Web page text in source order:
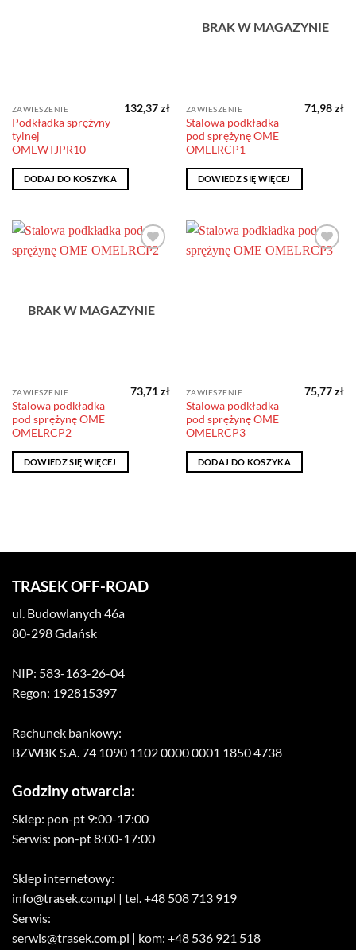
ZAWIESZENIE
Podkładka sprężyny
tylnej
OMEWTJPR10
132,37zł
DODAJ DO KOSZYKA
BRAK W MAGAZYNIE
ZAWIESZENIE
Stalowa podkładka
pod sprężynę OME
OMELRCP1
71,98zł
DOWIEDZ SIĘ WIĘCEJ
BRAK W MAGAZYNIE
ZAWIESZENIE
Stalowa podkładka
pod sprężynę OME
OMELRCP2
73,71zł
DOWIEDZ SIĘ WIĘCEJ
ZAWIESZENIE
Stalowa podkładka
pod sprężynę OME
OMELRCP3
75,77zł
DODAJ DO KOSZYKA
TRASEK OFF-ROAD
ul. Budowlanych 46a
80-298 Gdańsk
NIP: 583-163-26-04
Regon: 192815397
Rachunek bankowy:
BZWBK S.A. 74 1090 1102 0000 0001 1850 4738
Godziny otwarcia:
Sklep: pon-pt 9:00-17:00
Serwis: pon-pt 8:00-17:00
Sklep internetowy:
info@trasek.com.pl | tel. +48 508 713 919
Serwis:
serwis@trasek.com.pl | kom: +48 536 921 518